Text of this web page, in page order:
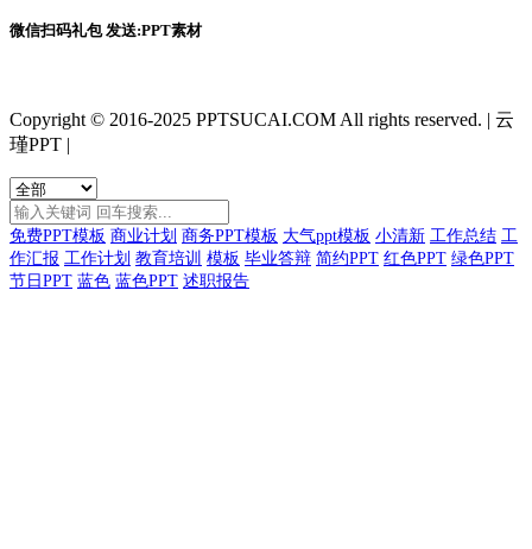
微信扫码礼包 发送:PPT素材
Copyright © 2016-2025 PPTSUCAI.COM All rights reserved. | 云
瑾PPT |
免费PPT模板 商业计划 商务PPT模板 大气ppt模板 小清新 工作总结 工
作汇报 工作计划 教育培训 模板 毕业答辩 简约PPT 红色PPT 绿色PPT
节日PPT 蓝色 蓝色PPT 述职报告